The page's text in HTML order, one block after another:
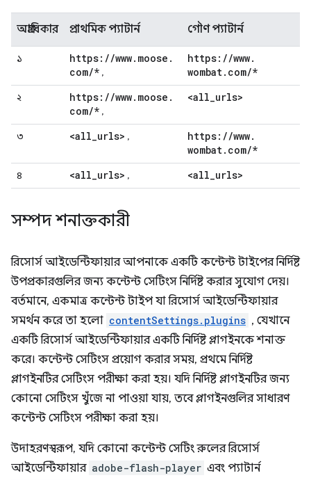
অগ্রাধিকার প্রাথমিক প্যাটার্ন গৌণ প্যাটার্ন
১ https: //www. moose .
com/* ,
https: //www.
wombat. com/*
২ https: //www. moose .
com/* ,
<all_urls>
৩ <all_urls> , https: //www.
wombat. com/*
৪ <all_urls> , <all_urls>
সম্পদ শনাক্তকারী
রিসোর্স আইডেন্টিফায়ার আপনাকে একটি কন্টেন্ট টাইপের নির্দিষ্ট
উপপ্রকারগুলির জন্য কন্টেন্ট সেটিংস নির্দিষ্ট করার সুযোগ দেয়।
বর্তমানে, একমাত্র কন্টেন্ট টাইপ যা রিসোর্স আইডেন্টিফায়ার
সমর্থন করে তা হলো contentSettings.plugins , যেখানে
একটি রিসোর্স আইডেন্টিফায়ার একটি নির্দিষ্ট প্লাগইনকে শনাক্ত
করে। কন্টেন্ট সেটিংস প্রয়োগ করার সময়, প্রথমে নির্দিষ্ট
প্লাগইনটির সেটিংস পরীক্ষা করা হয়। যদি নির্দিষ্ট প্লাগইনটির জন্য
কোনো সেটিংস খুঁজে না পাওয়া যায়, তবে প্লাগইনগুলির সাধারণ
কন্টেন্ট সেটিংস পরীক্ষা করা হয়।
উদাহরণস্বরূপ, যদি কোনো কন্টেন্ট সেটিং রুলের রিসোর্স
আইডেন্টিফায়ার adobe-flash-player এবং প্যাটার্ন